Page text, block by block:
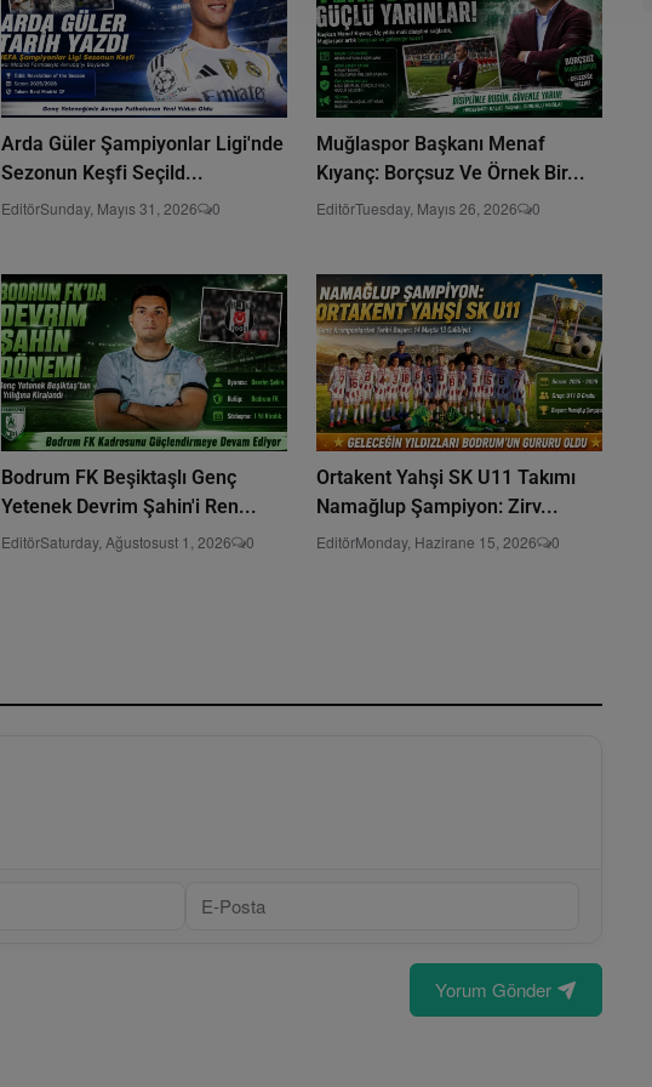
Arda Güler Şampiyonlar Ligi'nde
Sezonun Keşfi Seçild...
EditörSunday, Mayıs 31, 2026 0
Muğlaspor Başkanı Menaf
Kıyanç: Borçsuz Ve Örnek Bir...
EditörTuesday, Mayıs 26, 2026 0
Bodrum FK Beşiktaşlı Genç
Yetenek Devrim Şahin'i Ren...
EditörSaturday, Ağustosust 1, 2026 0
Ortakent Yahşi SK U11 Takımı
Namağlup Şampiyon: Zirv...
EditörMonday, Hazirane 15, 2026 0
Yorum Gönder